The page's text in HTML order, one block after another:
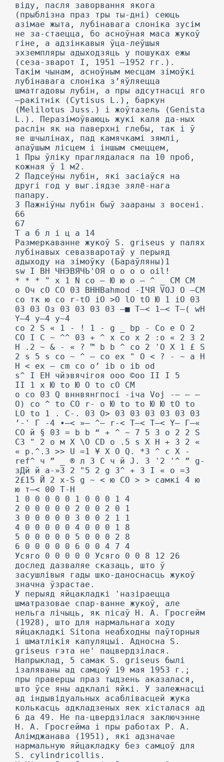
віду, пасля заворвання якога
(прыблізна праз тры ты-дні) сеюць
азімае жыта, лубінавага слоніка зусім
не за-стаецца, бо асноўная маса жукоў
гіне, а адзінкавыя ўца-леўшыя
эхземпляры адыходзяць у пошуках ежы
(сеза-зварот I, 1951 —1952 гг.).
Такім чынам, асноўным месцам зімоўкі
лубінавага слоніка з’яўляецца
шматгадовы лубін, а пры адсутнасці яго
—ракітнік (Cytisus L.), баркун
(Melilotus Juss.) і жоўтазель (Genista
L.). Перазімоўваюць жукі каля да-ных
раслін як на паверхні глебы, так і ў
яе шчылінах, пад камячкамі зямлі,
апаўшым лісцем і іншым смеццем,
1 Пры ўліку праглядалася па 10 проб,
кожная ў 1 м2.
2 Падсеўны лубін, які засіаўся на
другі год у выг.іядзе зялё-нага
папару.
3 Пажніўны лубін быў заараны з восені.
66
67
T a б л і ц a 14
Размеркаванне жукоў S. griseus у палях
лубінавых севазваротаў у перыяд
адыходу на зімоўку (Бараўляны)1
sw I BH ЧНЭВЯЧЬ'ОЯ o o o o oil!
* * * " x 1 N co — Ю ю o — ^ _ CM CM
о Оч сО CO 03 BHHBahmod -ІЧЯ VOJ O —CM
co тк ю co r-tO iO >O lO tO Ю 1 iO 03
03 03 Оз 03 03 03 03 —■ T—< 1—< T—( wH
Y—4 y—4 y~4
co 2 S « 1 - ! 1 - g _ bp - Co e O 2
CO I C ~ ^^ 03 + ^ x co x 2 :o « 2 3 2
H .2 ~ & - « ? ™ b b ^ co 2 'O X 1 £ S
2 s 5 s co ~ ^ — co ex " O < ? - ~ a H
H < ex — cm co o’ ib o ib od
s^ I EH чйэвячігоя ooo ©oo II I 5
II 1 x Ю to Ю O to cO CM
о co 03 Q вннвянгпосі -іча Voj -— — —
O) co ^ to CO r- o Ю to to Ю Ю tO to
LO to 1 . C-. 03 O> 03 03 03 03 03 03
’-' Г -4 •—< »— ^— r-< T—< T—< Y— Г—«
CO й § 03 = b b “ + ^ ~ 7 5 3 o 2 2 S
C3 " 2 o м X \O CD o .5 s X H + 3 2 «
« p.^.3 >> U =1 ¥ X O Q. *3 ^ c X -
ref^ ч ” _ ® л 3 C ч й J. 3 '2 '^ ” g-
зДй й a-»3 2 "5 2 g 3^ + 3 I « o =3
2£15 Й 2 x-S g ~ < ю СО > > самкі 4 ю
ю т—< 00 Т-Н
1 0 0 0 0 0 1 0 0 0 1 4
2 0 0 0 0 0 2 0 0 2 0 1
3 0 0 0 0 0 3 0 0 2 1 1
4 0 0 0 0 0 4 0 0 0 1 8
5 0 0 0 0 0 5 0 0 0 2 8
6 0 0 0 0 0 6 0 0 4 7 4
Усяго 0 0 0 0 0 Усяго 0 0 8 12 26
дослед дазваляе сказаць, што ў
засушлівыя гады шко-даноснасць жукоў
значна ўзрастае.
У перыяд яйцакладкі 'назіраецца
шматразовае спар-ванне жукоў, але
нельга лічыць, як пісаў Н. А. Гросгейм
(1928), што для нармальнага ходу
яйцакладкі Sitona неабходны паўторныя
і шматлікія капуляцыі. Адносна S.
griseus гэта не' пацвердзілася.
Напрыклад, 5 самак S. griseus былі
ізаляваны ад самцоў 19 мая 1953 г.;
пры праверцы праз тыдзень аказалася,
што ўсе яны адклалі яйкі. У залежнасці
ад індывідуальных асаблівасцей жука
колькасць адкладзеных яек хісталася ад
6 да 49. He па-цвердзілася заключэнне
Н. А. Гросгейма і пры работах Р. А.
Алімджанава (1951), які адзначае
нармальную яйцакладку без самцоў для
S. cylindricollis.